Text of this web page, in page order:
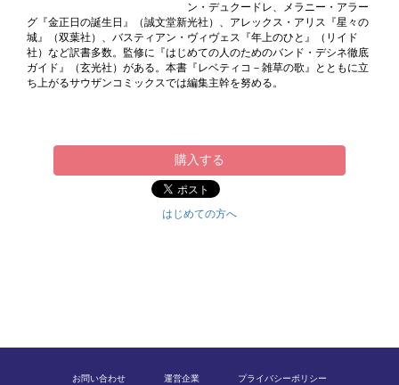
ン・デュクードレ、メラニー・アラー
グ『金正日の誕生日』（誠文堂新光社）、アレックス・アリス『星々の
城』（双葉社）、バスティアン・ヴィヴェス『年上のひと』（リイド
社）など訳書多数。監修に『はじめての人のためのバンド・デシネ徹底
ガイド』（玄光社）がある。本書『レベティコ－雑草の歌』とともに立
ち上がるサウザンコミックスでは編集主幹を努める。
購入する
はじめての方へ
お問い合わせ 運営企業 プライバシーポリシー